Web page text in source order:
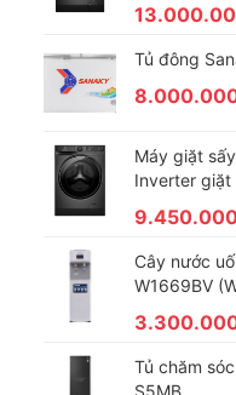
nghệ này
quá trình xả
cuối đồng thời
trình sấy
đồng thời
ẩm ra khỏi
máy giúp tiết
kiệm năng
Tủ đông
Máy giặt
Inverter giặt
Cây nước
W1669BV
Tủ chăm